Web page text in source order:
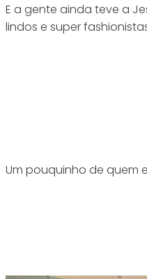
E a gente ainda teve a
lindos e super
Um pouquinho de quem